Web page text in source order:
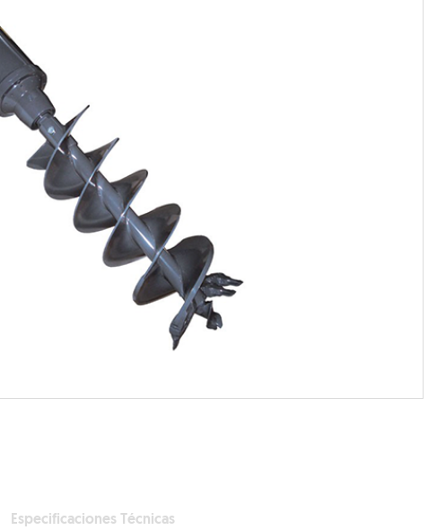
Especificaciones Técnicas